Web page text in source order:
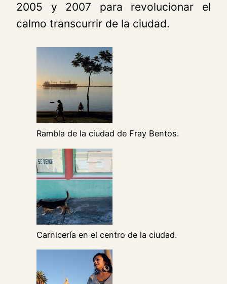
2005 y 2007 para revolucionar el
calmo transcurrir de la ciudad.
Rambla de la ciudad de Fray Bentos.
Carnicería en el centro de la ciudad.